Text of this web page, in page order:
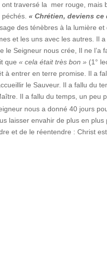
traversé la mer rouge, mais
péchés.« Chrétien, deviens ce
des ténèbres à la lumière et
et les uns avec les autres. Il
Seigneur nous crée, Il ne l’a
que« cela était très bon » (1°
à entrer en terre promise. Il a
le Sauveur. Il a fallu du
Il a fallu du temps, un peu
nous a donné 40 jours
laisser envahir de plus en
et de le réentendre : Christ